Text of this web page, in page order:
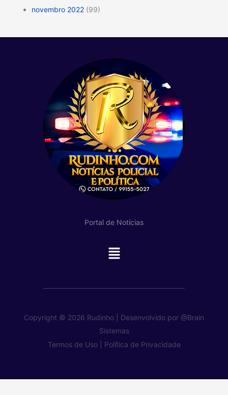
novembro 2022 (99)
Portal de Notícias
Main
Copyright © 2026 Rudinho | Desenvolvido por @Brain
Sistemas
Termos de Uso |
Política de Privacidade